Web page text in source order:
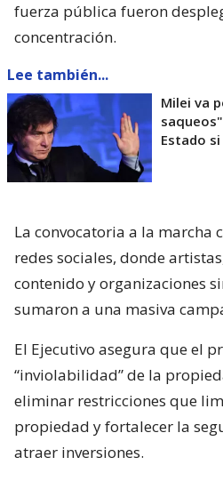
fuerza pública fueron
concentración.
Lee también...
Milei va
Estado
La convocatoria a la marcha
redes sociales, donde
contenido y organizaciones
sumaron a una masiva
El Ejecutivo asegura que el
“inviolabilidad” de la
eliminar restricciones que
propiedad y fortalecer la
atraer inversiones.